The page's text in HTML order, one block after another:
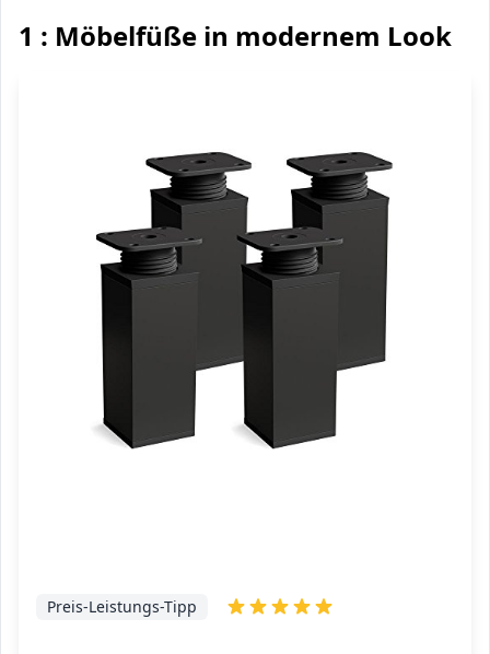
1 : Möbelfüße in modernem Look
Preis-Leistungs-Tipp